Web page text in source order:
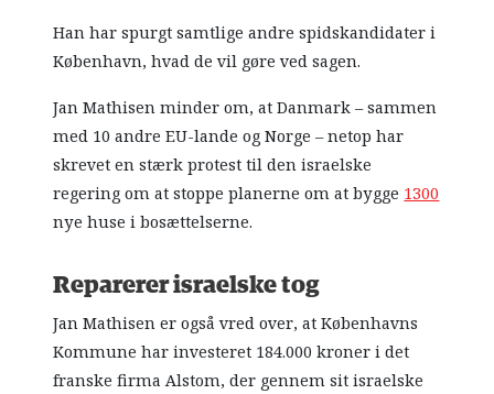
Han har spurgt samtlige andre spidskandidater i
København, hvad de vil gøre ved sagen.
Jan Mathisen minder om, at Danmark – sammen
med 10 andre EU-lande og Norge – netop har
skrevet en stærk protest til den israelske
regering om at stoppe planerne om at bygge 1300
nye huse i bosættelserne.
Reparerer israelske tog
Jan Mathisen er også vred over, at Københavns
Kommune har investeret 184.000 kroner i det
franske firma Alstom, der gennem sit israelske